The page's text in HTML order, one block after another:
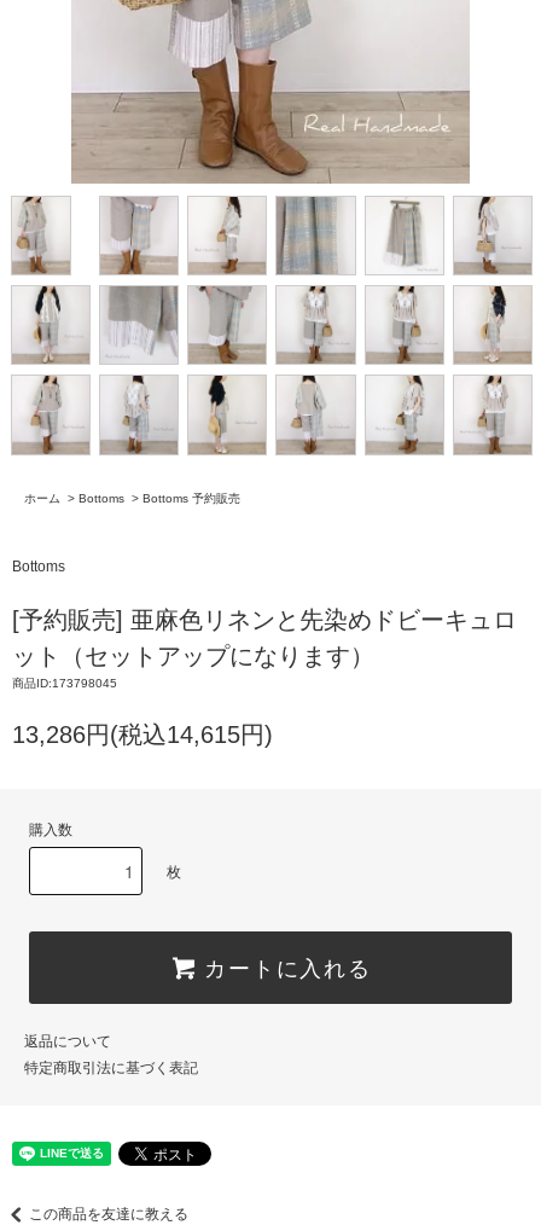
ホーム > Bottoms > Bottoms 予約販売
Bottoms
[予約販売] 亜麻色リネンと先染めドビーキュロ
ット（セットアップになります）
商品ID:173798045
13,286円(税込14,615円)
購入数
枚
カートに入れる
返品について
特定商取引法に基づく表記
この商品を友達に教える